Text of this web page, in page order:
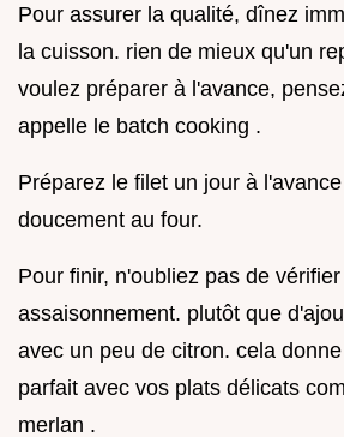
Pour assurer la qualité, dînez
la cuisson. rien de mieux qu'un
voulez préparer à l'avance,
appelle le batch cooking .
Préparez le filet un jour à
doucement au four.
Pour finir, n'oubliez pas de
assaisonnement. plutôt que
avec un peu de citron. cela
parfait avec vos plats délicats
merlan .